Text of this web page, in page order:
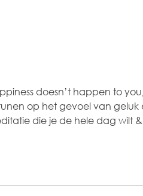
doesn’t happen to
op het gevoel van geluk
die je de hele dag wilt